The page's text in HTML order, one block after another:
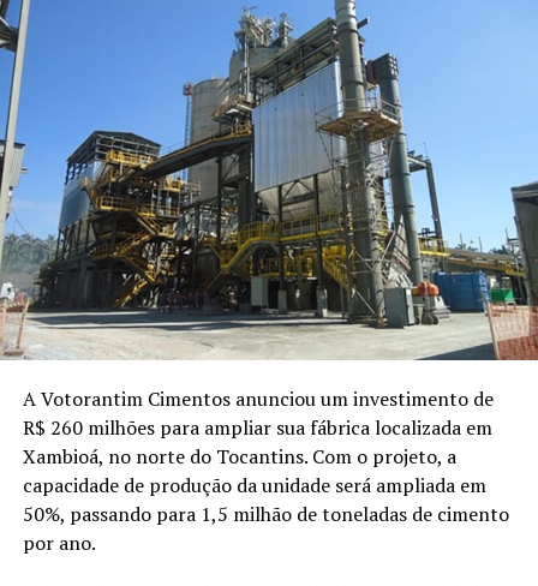
A Votorantim Cimentos anunciou um investimento de
R$ 260 milhões para ampliar sua fábrica localizada em
Xambioá, no norte do Tocantins. Com o projeto, a
capacidade de produção da unidade será ampliada em
50%, passando para 1,5 milhão de toneladas de cimento
por ano.